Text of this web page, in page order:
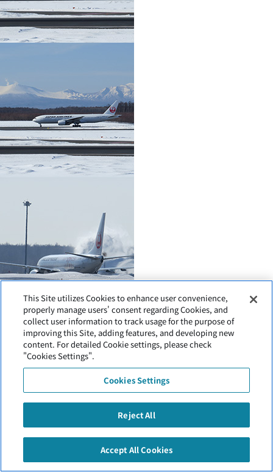
This Site utilizes Cookies to enhance user convenience,
properly manage users' consent regarding Cookies, and
collect user information to track usage for the purpose of
improving this Site, adding features, and developing new
content. For detailed Cookie settings, please check
"Cookies Settings".
Cookies Settings
Reject All
Accept All Cookies